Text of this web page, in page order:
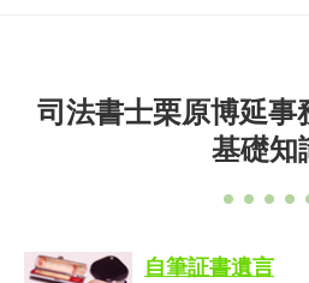
司法書士栗原博延事
基礎知
自筆証書遺言